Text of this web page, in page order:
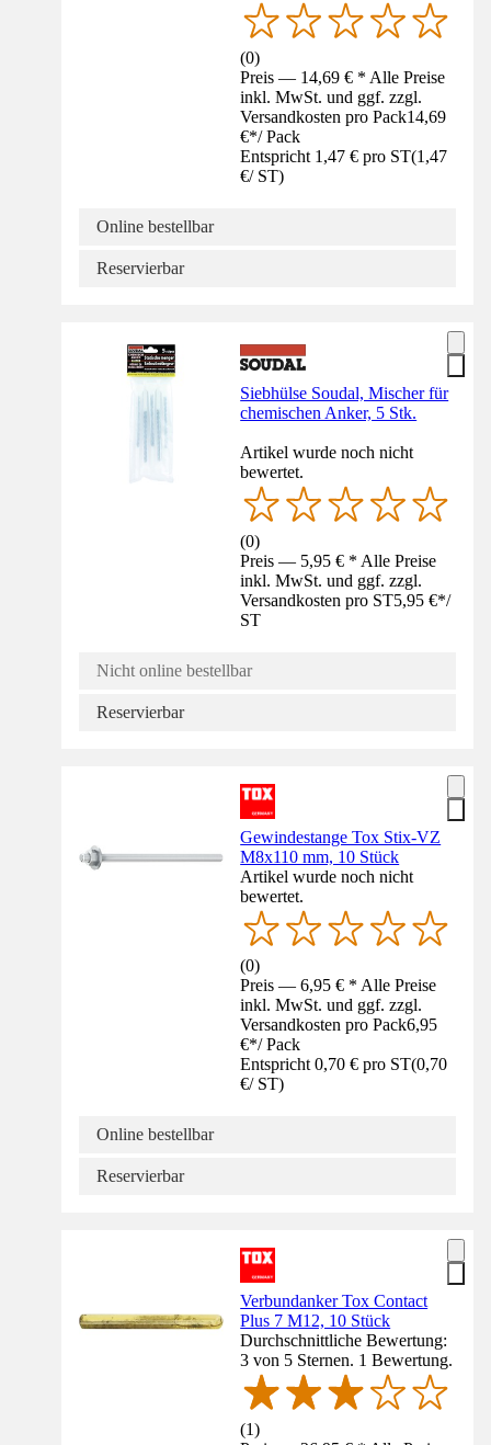
(0)
Preis — 14,69 € * Alle Preise
inkl. MwSt. und ggf. zzgl.
Versandkosten pro Pack14,69
€*/ Pack
Entspricht 1,47 € pro ST(1,47
€/ ST)
Online bestellbar
Reservierbar
Siebhülse Soudal, Mischer für
chemischen Anker, 5 Stk.
Artikel wurde noch nicht
bewertet.
(0)
Preis — 5,95 € * Alle Preise
inkl. MwSt. und ggf. zzgl.
Versandkosten pro ST5,95 €*/
ST
Nicht online bestellbar
Reservierbar
Gewindestange Tox Stix-VZ
M8x110 mm, 10 Stück
Artikel wurde noch nicht
bewertet.
(0)
Preis — 6,95 € * Alle Preise
inkl. MwSt. und ggf. zzgl.
Versandkosten pro Pack6,95
€*/ Pack
Entspricht 0,70 € pro ST(0,70
€/ ST)
Online bestellbar
Reservierbar
Verbundanker Tox Contact
Plus 7 M12, 10 Stück
Durchschnittliche Bewertung:
3 von 5 Sternen. 1 Bewertung.
(1)